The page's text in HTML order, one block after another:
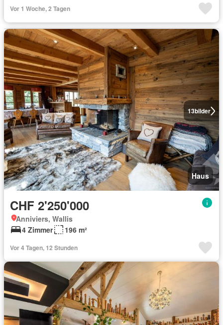
Vor 1 Woche, 2 Tagen
13bilder
Haus
CHF 2'250'000
Anniviers, Wallis
4 Zimmer
196 m²
Vor 4 Tagen, 12 Stunden